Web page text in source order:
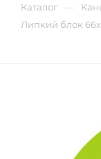
Каталог —
Липкий блок